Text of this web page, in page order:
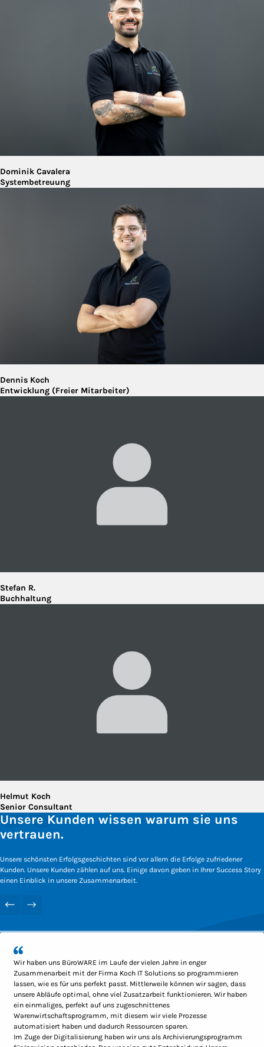
Dominik Cavalera
Systembetreuung
Dennis Koch
Entwicklung (Freier Mitarbeiter)
Stefan R.
Buchhaltung
Helmut Koch
Senior Consultant
Unsere Kunden wissen warum sie uns
vertrauen.
Unsere schönsten Erfolgsgeschichten sind vor allem die Erfolge zufriedener
Kunden. Unsere Kunden zählen auf uns. Einige davon geben in Ihrer Success Story
einen Einblick in unsere Zusammenarbeit.
Wir haben uns BüroWARE im Laufe der vielen Jahre in enger
Zusammenarbeit mit der Firma Koch IT Solutions so programmieren
lassen, wie es für uns perfekt passt. Mittlerweile können wir sagen, dass
unsere Abläufe optimal, ohne viel Zusatzarbeit funktionieren. Wir haben
ein einmaliges, perfekt auf uns zugeschnittenes
Warenwirtschaftsprogramm, mit diesem wir viele Prozesse
automatisiert haben und dadurch Ressourcen sparen.
Im Zuge der Digitalisierung haben wir uns als Archivierungsprogramm